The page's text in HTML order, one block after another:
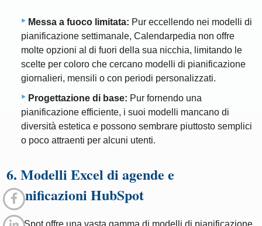
Messa a fuoco limitata: Pur eccellendo nei modelli di
pianificazione settimanale, Calendarpedia non offre
molte opzioni al di fuori della sua nicchia, limitando le
scelte per coloro che cercano modelli di pianificazione
giornalieri, mensili o con periodi personalizzati.
Progettazione di base: Pur fornendo una
pianificazione efficiente, i suoi modelli mancano di
diversità estetica e possono sembrare piuttosto semplici
o poco attraenti per alcuni utenti.
6. Modelli Excel di agende e
pianificazioni HubSpot